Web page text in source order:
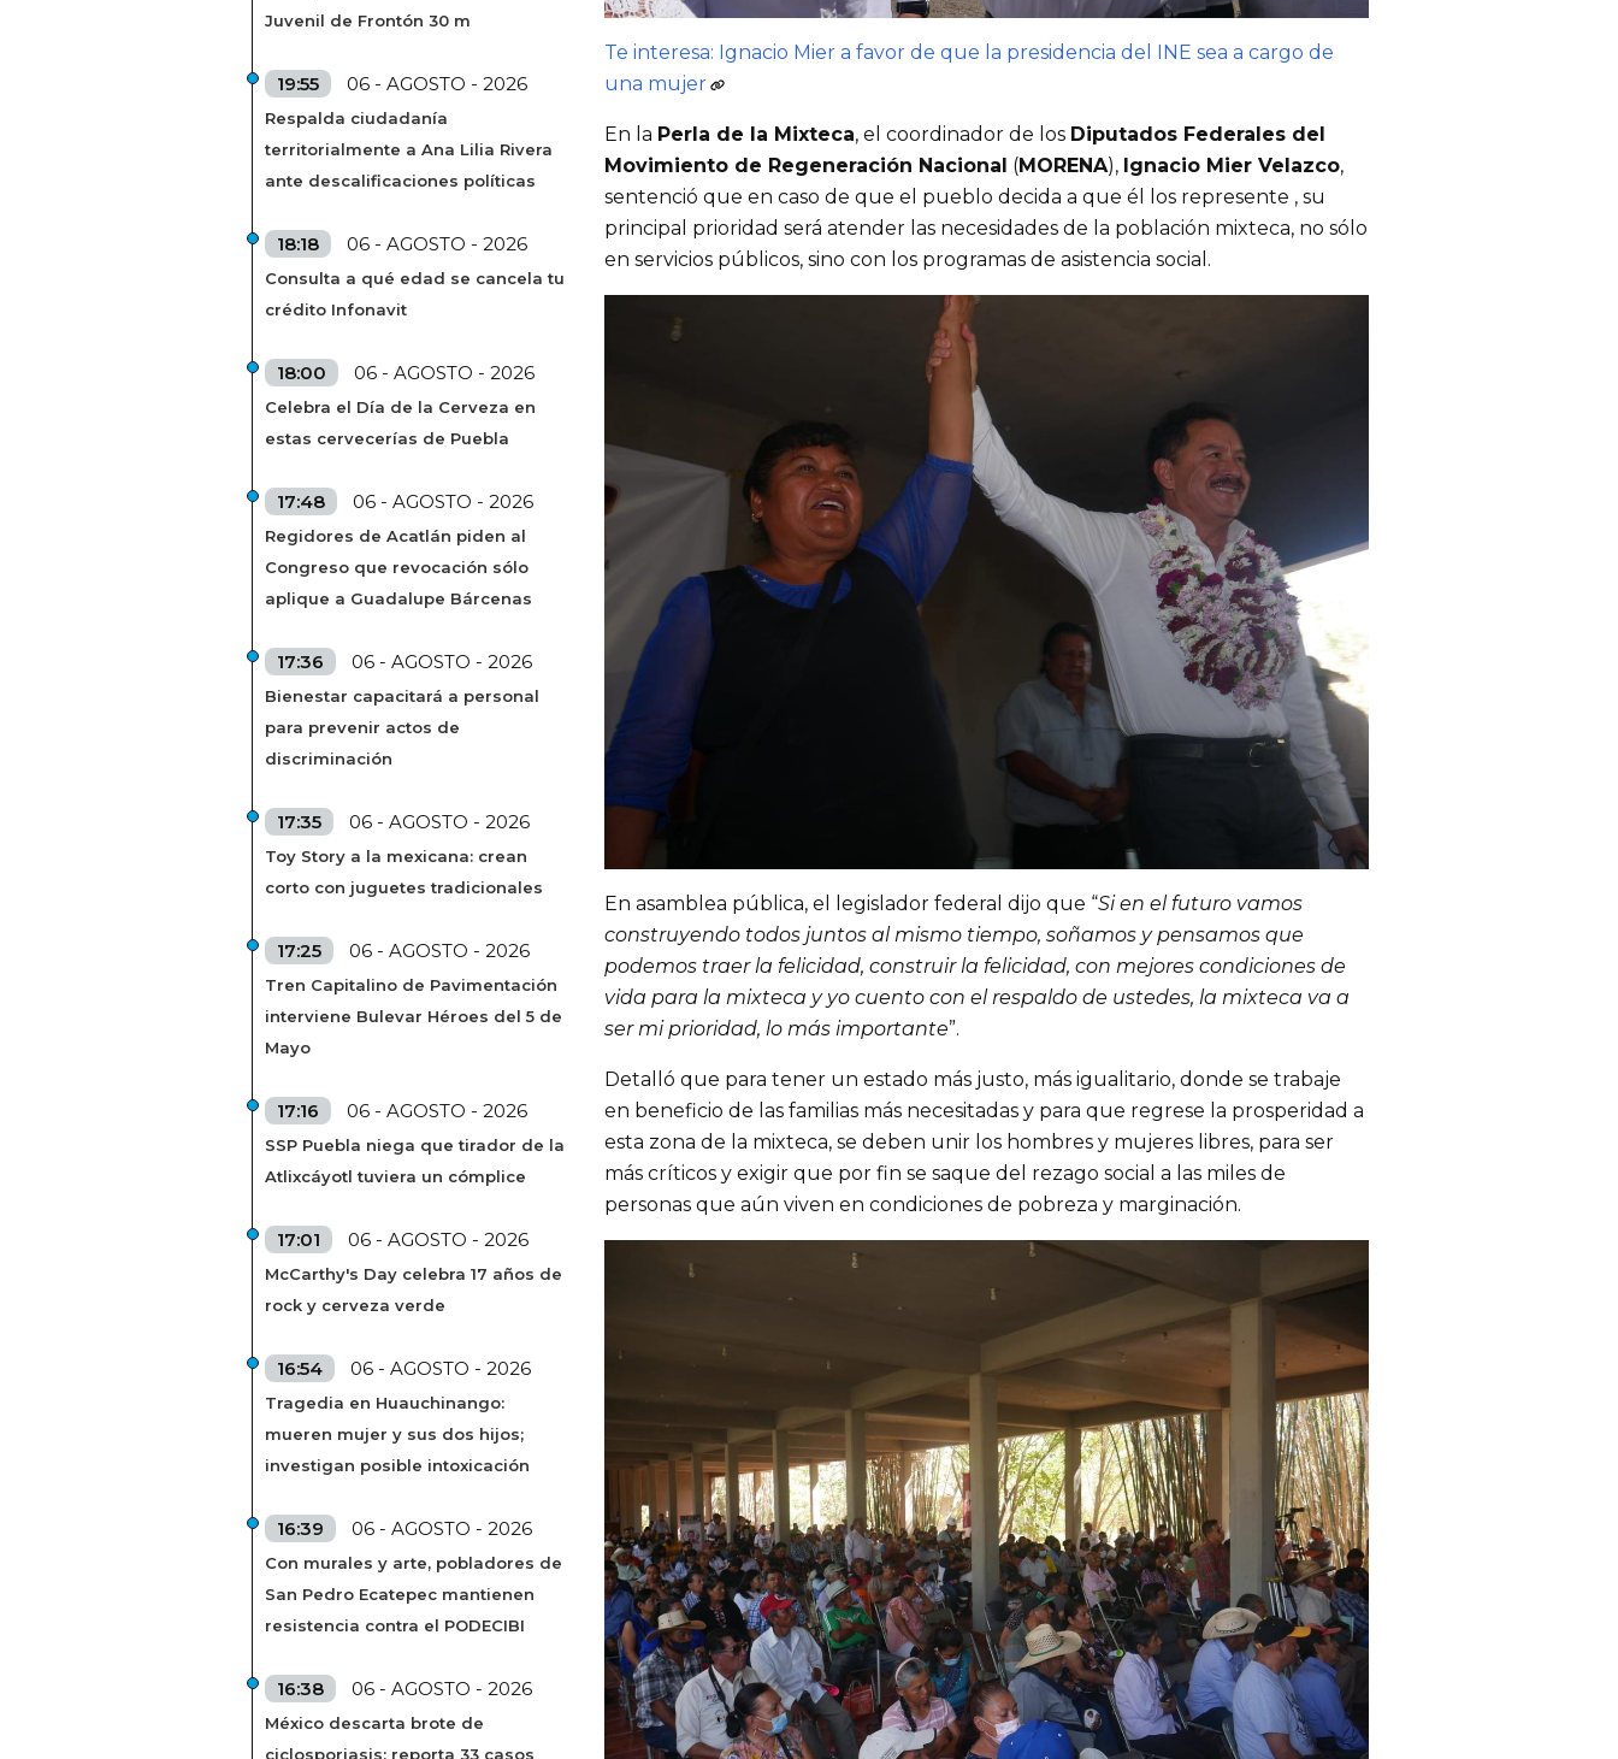
Juvenil de Frontón 30 m
19:55 06 - AGOSTO - 2026
Respalda ciudadanía
territorialmente a Ana Lilia Rivera
ante descalificaciones políticas
18:18 06 - AGOSTO - 2026
Consulta a qué edad se cancela tu
crédito Infonavit
18:00 06 - AGOSTO - 2026
Celebra el Día de la Cerveza en
estas cervecerías de Puebla
17:48 06 - AGOSTO - 2026
Regidores de Acatlán piden al
Congreso que revocación sólo
aplique a Guadalupe Bárcenas
17:36 06 - AGOSTO - 2026
Bienestar capacitará a personal
para prevenir actos de
discriminación
17:35 06 - AGOSTO - 2026
Toy Story a la mexicana: crean
corto con juguetes tradicionales
17:25 06 - AGOSTO - 2026
Tren Capitalino de Pavimentación
interviene Bulevar Héroes del 5 de
Mayo
17:16 06 - AGOSTO - 2026
SSP Puebla niega que tirador de la
Atlixcáyotl tuviera un cómplice
17:01 06 - AGOSTO - 2026
McCarthy's Day celebra 17 años de
rock y cerveza verde
16:54 06 - AGOSTO - 2026
Tragedia en Huauchinango:
mueren mujer y sus dos hijos;
investigan posible intoxicación
16:39 06 - AGOSTO - 2026
Con murales y arte, pobladores de
San Pedro Ecatepec mantienen
resistencia contra el PODECIBI
16:38 06 - AGOSTO - 2026
México descarta brote de
ciclosporiasis; reporta 33 casos
Te interesa: Ignacio Mier a favor de que la presidencia del INE sea a cargo de
una mujer
En la Perla de la Mixteca, el coordinador de los Diputados Federales del
Movimiento de Regeneración Nacional (MORENA), Ignacio Mier Velazco,
sentenció que en caso de que el pueblo decida a que él los represente , su
principal prioridad será atender las necesidades de la población mixteca, no sólo
en servicios públicos, sino con los programas de asistencia social.
En asamblea pública, el legislador federal dijo que “Si en el futuro vamos
construyendo todos juntos al mismo tiempo, soñamos y pensamos que
podemos traer la felicidad, construir la felicidad, con mejores condiciones de
vida para la mixteca y yo cuento con el respaldo de ustedes, la mixteca va a
ser mi prioridad, lo más importante”.
Detalló que para tener un estado más justo, más igualitario, donde se trabaje
en beneficio de las familias más necesitadas y para que regrese la prosperidad a
esta zona de la mixteca, se deben unir los hombres y mujeres libres, para ser
más críticos y exigir que por fin se saque del rezago social a las miles de
personas que aún viven en condiciones de pobreza y marginación.